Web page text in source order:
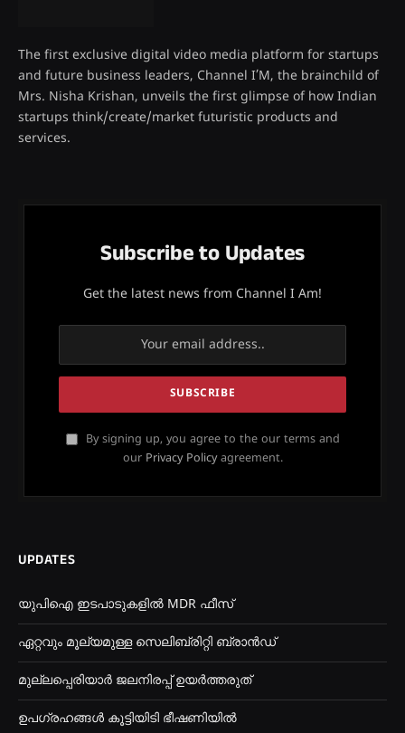
The first exclusive digital video media platform for startups
and future business leaders, Channel I’M, the brainchild of
Mrs. Nisha Krishan, unveils the first glimpse of how Indian
startups think/create/market futuristic products and
services.
Subscribe to Updates
Get the latest news from Channel I Am!
By signing up, you agree to the our terms and
our Privacy Policyagreement.
UPDATES
യുപിഐ ഇടപാടുകളിൽ MDR ഫീസ്
ഏറ്റവും മൂല്യമുള്ള സെലിബ്രിറ്റി ബ്രാൻഡ്
മുല്ലപ്പെരിയാർ ജലനിരപ്പ് ഉയർത്തരുത്
ഉപഗ്രഹങ്ങൾ കൂട്ടിയിടി ഭീഷണിയിൽ